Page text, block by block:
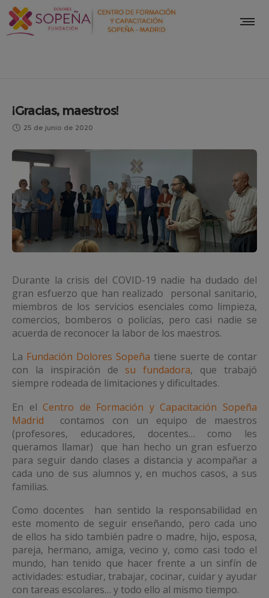
¡Gracias, maestros!
25 de junio de 2020
Durante la crisis del COVID-19 nadie ha dudado del
gran esfuerzo que han realizado personal sanitario,
miembros de los servicios esenciales como limpieza,
comercios, bomberos o policías, pero casi nadie se
acuerda de reconocer la labor de los maestros.
La Fundación Dolores Sopeña tiene suerte de contar
con la inspiración desu fundadora, que trabajó
siempre rodeada de limitaciones y dificultades.
En elCentro de Formación y Capacitación Sopeña
Madrid contamos con un equipo de maestros
(profesores, educadores, docentes… como les
queramos llamar) que han hecho un gran esfuerzo
para seguir dando clases a distancia y acompañar a
cada uno de sus alumnos y, en muchos casos, a sus
familias.
Como docentes han sentido la responsabilidad en
este momento de seguir enseñando, pero cada uno
de ellos ha sido también padre o madre, hijo, esposa,
pareja, hermano, amiga, vecino y, como casi todo el
mundo, han tenido que hacer frente a un sinfín de
actividades: estudiar, trabajar, cocinar, cuidar y ayudar
con tareas escolares… y todo ello al mismo tiempo.